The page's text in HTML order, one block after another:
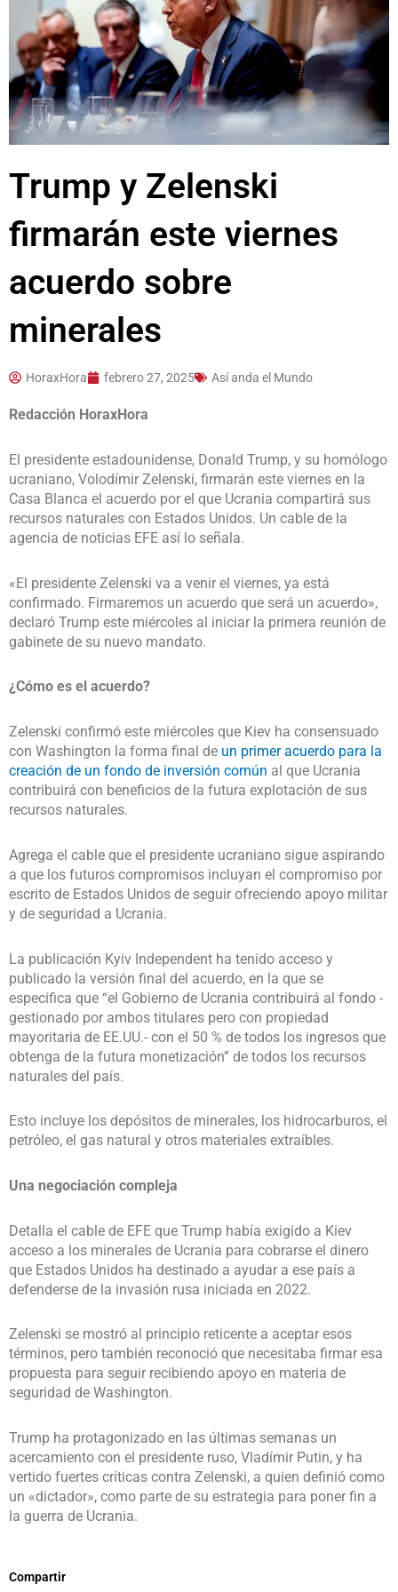
Trump y Zelenski
firmarán este viernes
acuerdo sobre
minerales
HoraxHora febrero 27, 2025 Así anda el Mundo
Redacción HoraxHora
El presidente estadounidense, Donald Trump, y su homólogo
ucraniano, Volodímir Zelenski, firmarán este viernes en la
Casa Blanca el acuerdo por el que Ucrania compartirá sus
recursos naturales con Estados Unidos. Un cable de la
agencia de noticias EFE así lo señala.
«El presidente Zelenski va a venir el viernes, ya está
confirmado. Firmaremos un acuerdo que será un acuerdo»,
declaró Trump este miércoles al iniciar la primera reunión de
gabinete de su nuevo mandato.
¿Cómo es el acuerdo?
Zelenski confirmó este miércoles que Kiev ha consensuado
con Washington la forma final de un primer acuerdo para la
creación de un fondo de inversión común al que Ucrania
contribuirá con beneficios de la futura explotación de sus
recursos naturales.
Agrega el cable que el presidente ucraniano sigue aspirando
a que los futuros compromisos incluyan el compromiso por
escrito de Estados Unidos de seguir ofreciendo apoyo militar
y de seguridad a Ucrania.
La publicación Kyiv Independent ha tenido acceso y
publicado la versión final del acuerdo, en la que se
especifica que “el Gobierno de Ucrania contribuirá al fondo -
gestionado por ambos titulares pero con propiedad
mayoritaria de EE.UU.- con el 50 % de todos los ingresos que
obtenga de la futura monetización” de todos los recursos
naturales del país.
Esto incluye los depósitos de minerales, los hidrocarburos, el
petróleo, el gas natural y otros materiales extraíbles.
Una negociación compleja
Detalla el cable de EFE que Trump había exigido a Kiev
acceso a los minerales de Ucrania para cobrarse el dinero
que Estados Unidos ha destinado a ayudar a ese país a
defenderse de la invasión rusa iniciada en 2022.
Zelenski se mostró al principio reticente a aceptar esos
términos, pero también reconoció que necesitaba firmar esa
propuesta para seguir recibiendo apoyo en materia de
seguridad de Washington.
Trump ha protagonizado en las últimas semanas un
acercamiento con el presidente ruso, Vladímir Putin, y ha
vertido fuertes críticas contra Zelenski, a quien definió como
un «dictador», como parte de su estrategia para poner fin a
la guerra de Ucrania.
Compartir